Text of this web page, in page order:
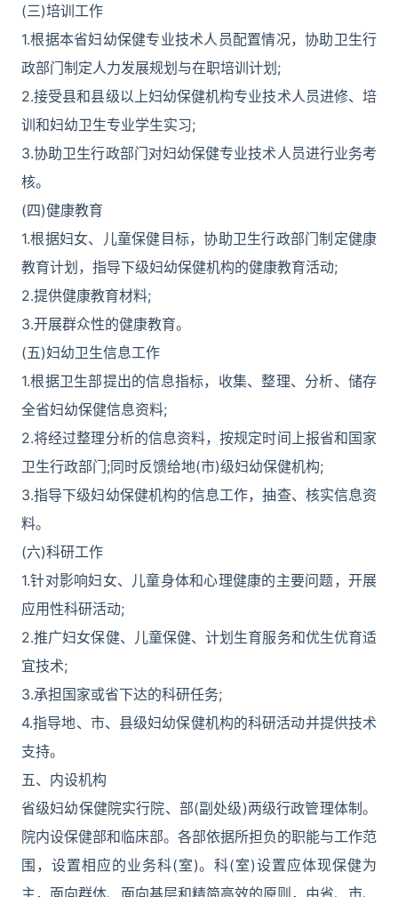
(三)培训工作
1.根据本省妇幼保健专业技术人员配置情况，协助卫生行
政部门制定人力发展规划与在职培训计划;
2.接受县和县级以上妇幼保健机构专业技术人员进修、培
训和妇幼卫生专业学生实习;
3.协助卫生行政部门对妇幼保健专业技术人员进行业务考
核。
(四)健康教育
1.根据妇女、儿童保健目标，协助卫生行政部门制定健康
教育计划，指导下级妇幼保健机构的健康教育活动;
2.提供健康教育材料;
3.开展群众性的健康教育。
(五)妇幼卫生信息工作
1.根据卫生部提出的信息指标，收集、整理、分析、储存
全省妇幼保健信息资料;
2.将经过整理分析的信息资料，按规定时间上报省和国家
卫生行政部门;同时反馈给地(市)级妇幼保健机构;
3.指导下级妇幼保健机构的信息工作，抽查、核实信息资
料。
(六)科研工作
1.针对影响妇女、儿童身体和心理健康的主要问题，开展
应用性科研活动;
2.推广妇女保健、儿童保健、计划生育服务和优生优育适
宜技术;
3.承担国家或省下达的科研任务;
4.指导地、市、县级妇幼保健机构的科研活动并提供技术
支持。
五、内设机构
省级妇幼保健院实行院、部(副处级)两级行政管理体制。
院内设保健部和临床部。各部依据所担负的职能与工作范
围，设置相应的业务科(室)。科(室)设置应体现保健为
主，面向群体、面向基层和精简高效的原则，由省、市、